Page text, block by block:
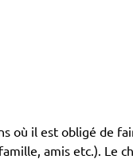
il est obligé de
amis etc.).